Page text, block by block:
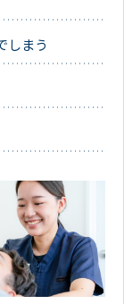
しまう